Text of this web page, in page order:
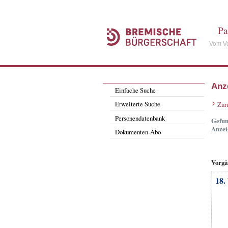
Vom
Einfache Suche
Erweiterte Suche
Personendatenbank
Dokumenten-Abo